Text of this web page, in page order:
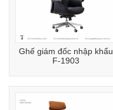
Ghế giám đốc nhập khẩu
F-1903